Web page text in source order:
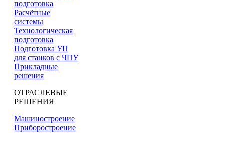
подготовка
Расчётные
системы
Технологическая
подготовка
Подготовка УП
для станков с ЧПУ
Прикладные
решения
ОТРАСЛЕВЫЕ
РЕШЕНИЯ
Машиностроение
Приборостроение